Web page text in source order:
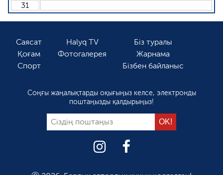
31
Саясат
Қоғам
Спорт
Halyq TV
Фотогалерея
Біз туралы
Жарнама
Бізбен байланыс
Соңғы жаңалықтарды оқығыңыз келсе, электронды
поштаңызды қалдырыңыз!